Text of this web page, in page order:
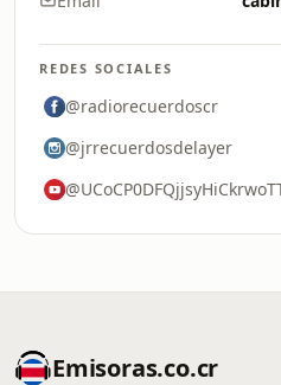
REDES SOCIALES
@radiorecuerdoscr
@jrrecuerdosdelayer
Emisoras.co.cr